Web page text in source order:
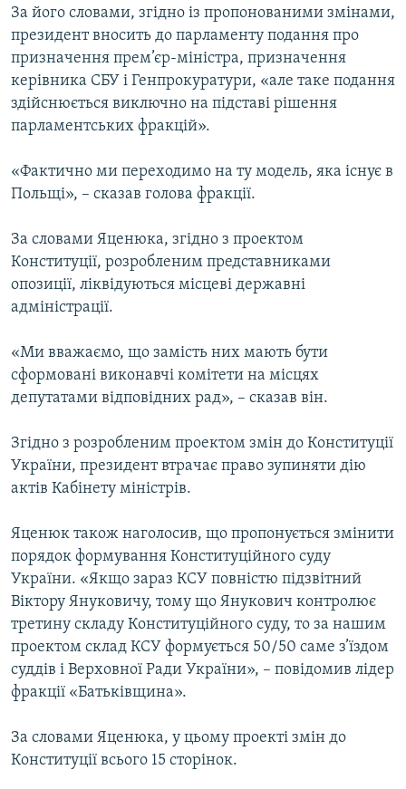
За його словами, згідно із пропонованими змінами,
президент вносить до парламенту подання про
призначення прем’єр-міністра, призначення
керівника СБУ і Генпрокуратури, «але таке подання
здійснюється виключно на підставі рішення
парламентських фракцій».
«Фактично ми переходимо на ту модель, яка існує в
Польщі», – сказав голова фракції.
За словами Яценюка, згідно з проектом
Конституції, розробленим представниками
опозиції, ліквідуються місцеві державні
адміністрації.
«Ми вважаємо, що замість них мають бути
сформовані виконавчі комітети на місцях
депутатами відповідних рад», – сказав він.
Згідно з розробленим проектом змін до Конституції
України, президент втрачає право зупиняти дію
актів Кабінету міністрів.
Яценюк також наголосив, що пропонується змінити
порядок формування Конституційного суду
України. «Якщо зараз КСУ повністю підзвітний
Віктору Януковичу, тому що Янукович контролює
третину складу Конституційного суду, то за нашим
проектом склад КСУ формується 50/50 саме з’їздом
суддів і Верховної Ради України», – повідомив лідер
фракції «Батьківщина».
За словами Яценюка, у цьому проекті змін до
Конституції всього 15 сторінок.